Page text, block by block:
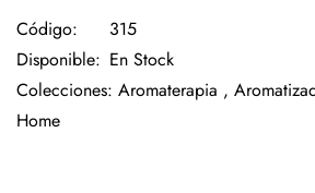
Código:
315
Disponible: En Stock
Colecciones: Aromaterapia ,
Home